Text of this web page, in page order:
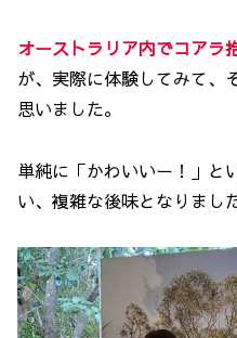
オーストラリア内でコアラ
が、実際に体験してみて、
思いました。
単純に「かわいいー！」と
い、複雑な後味となりました